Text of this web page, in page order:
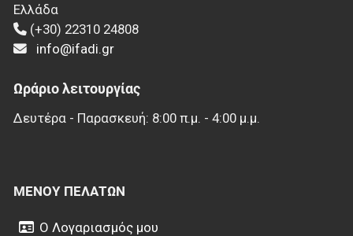
Ελλάδα
(+30) 22310 24808
info@ifadi.gr
Ωράριο λειτουργίας
Δευτέρα - Παρασκευή: 8:00 π.μ. - 4:00 μ.μ.
ΜΕΝΟΎ ΠΕΛΑΤΏΝ
Ο Λογαριασμός μου